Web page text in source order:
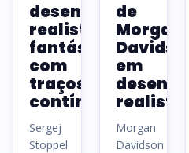
desenhos
realistas
fantásticos
com
traços
contínuos
Sergej
Stoppel
de
Morgan
Davidson
em
desenhos
realistas
Morgan
Davidson